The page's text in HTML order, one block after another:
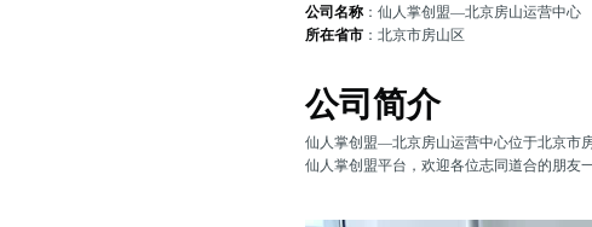
公司名称 ：仙人掌创盟—北京房山运营中心
所在省市 ：北京市房山区
公司简介
仙人掌创盟—北京房山运营中心位于北京市
仙人掌创盟平台，欢迎各位志同道合的朋友